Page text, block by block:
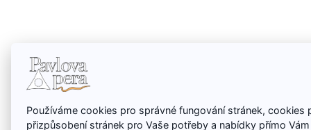
Používáme cookies pro správné fungování stránek, cookies
přizpůsobení stránek pro Vaše potřeby a nabídky přímo